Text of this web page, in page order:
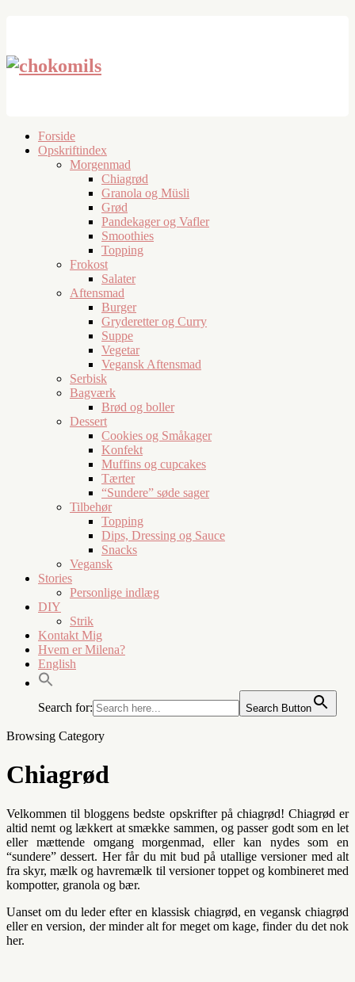
Forside
Opskriftindex
Morgenmad
Chiagrød
Granola og Müsli
Grød
Pandekager og Vafler
Smoothies
Topping
Frokost
Salater
Aftensmad
Burger
Gryderetter og Curry
Suppe
Vegetar
Vegansk Aftensmad
Serbisk
Bagværk
Brød og boller
Dessert
Cookies og Småkager
Konfekt
Muffins og cupcakes
Tærter
“Sundere” søde sager
Tilbehør
Topping
Dips, Dressing og Sauce
Snacks
Vegansk
Stories
Personlige indlæg
DIY
Strik
Kontakt Mig
Hvem er Milena?
English
Search for: Search Button
Browsing Category
Chiagrød
Velkommen til bloggens bedste opskrifter på chiagrød! Chiagrød er
altid nemt og lækkert at smække sammen, og passer godt som en let
eller mættende omgang morgenmad, eller kan nydes som en
“sundere” dessert. Her får du mit bud på utallige versioner med alt
fra skyr, mælk og havremælk til versioner toppet og kombineret med
kompotter, granola og bær.
Uanset om du leder efter en klassisk chiagrød, en vegansk chiagrød
eller en version, der minder alt for meget om kage, finder du det nok
her.